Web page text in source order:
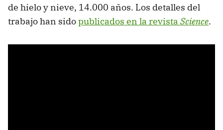
de hielo y nieve, 14.000 años. Los detalles del
trabajo han sidopublicados en la revista Science.